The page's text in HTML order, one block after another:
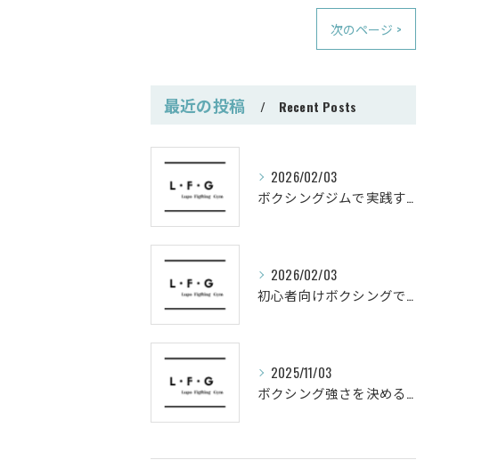
次のページ >
最近の投稿 Recent Posts
2026/02/03
ボクシングジムで実践する筋肥大トレーニング術
2026/02/03
初心者向けボクシングでシェイプアップ運動メニュー
2025/11/03
ボクシング強さを決めるパンチ威力の秘密